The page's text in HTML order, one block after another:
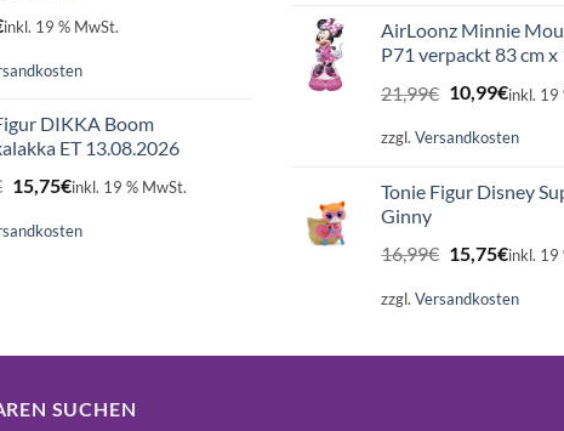
inkl. 19 % MwSt.
DIKKA Boom
ET 13.08.2026
Ursprünglicher
Preis
war:
15,75€Aktueller
ist:
inkl. 19 % MwSt.
AirLoonz Minnie
P71 verpackt 83 cm x
21,99€
war:
10,99€
ist:
inkl. 19
zzgl. Versandkosten
Tonie Figur Disney
Ginny
16,99€
Preis
war:
15,75€
ist:
inkl. 19
zzgl. Versandkosten
SUCHEN